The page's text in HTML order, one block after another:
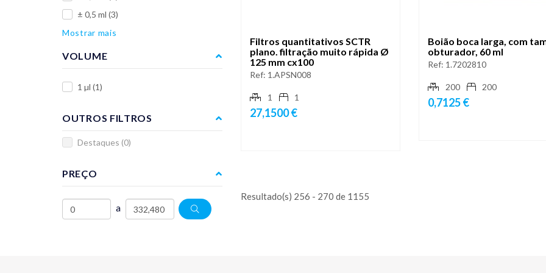
Filtros quantitativos SCTR
plano. filtração muito rápida Ø
125 mm cx100
Ref: 1.APSN008
1 1
27,1500 €
Boião boca larga, com
obturador, 60 ml
Ref: 1.7202810
200 200
0,7125 €
Resultado(s) 256 - 270 de 1155
± 0,5 ml (3)
Mostrar mais
VOLUME
1 µl (1)
OUTROS FILTROS
Destaques (0)
PREÇO
a